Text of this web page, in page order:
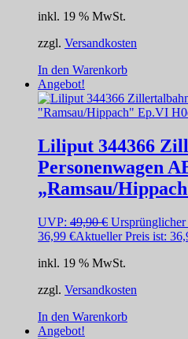
inkl. 19 % MwSt.
zzgl. Versandkosten
In den Warenkorb
Angebot!
Liliput 344366
Personenwagen
„Ramsau/
UVP: 49,90€
36,99 €Aktueller Preis ist:
inkl. 19 % MwSt.
zzgl. Versandkosten
In den Warenkorb
Angebot!